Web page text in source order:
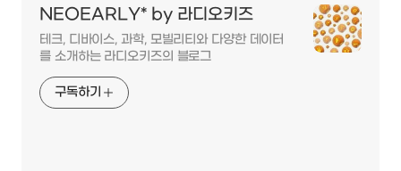
NEOEARLY* by 라디오키즈
테크, 디바이스, 과학, 모빌리티와 다양한 데이터
를 소개하는 라디오키즈의 블로그
구독하기